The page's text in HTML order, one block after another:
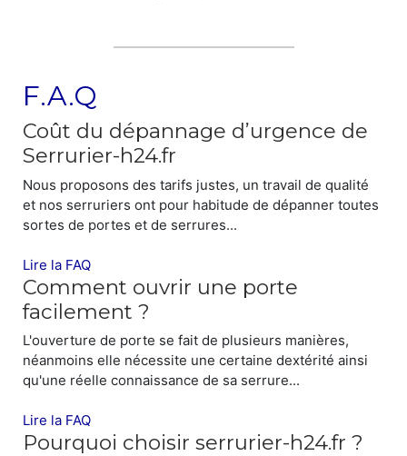
F.A.Q
Coût du dépannage d’urgence de
Serrurier-h24.fr
Nous proposons des tarifs justes, un travail de qualité
et nos serruriers ont pour habitude de dépanner toutes
sortes de portes et de serrures...
Lire la FAQ
Comment ouvrir une porte
facilement ?
L'ouverture de porte se fait de plusieurs manières,
néanmoins elle nécessite une certaine dextérité ainsi
qu'une réelle connaissance de sa serrure...
Lire la FAQ
Pourquoi choisir serrurier-h24.fr ?